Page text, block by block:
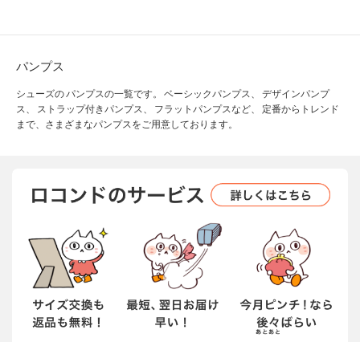
パンプス
シューズの パンプスの一覧です。 ベーシックパンプス、 デザインパンプ
ス、 ストラップ付きパンプス、 フラットパンプスなど、 定番からトレンド
まで、さまざまなパンプスをご用意しております。